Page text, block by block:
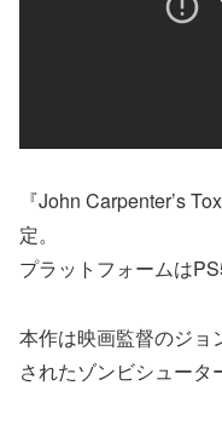
『John Carpenter’s
定。
プラットフォームは
本作は映画監督のジョ
されたゾンビシュータ